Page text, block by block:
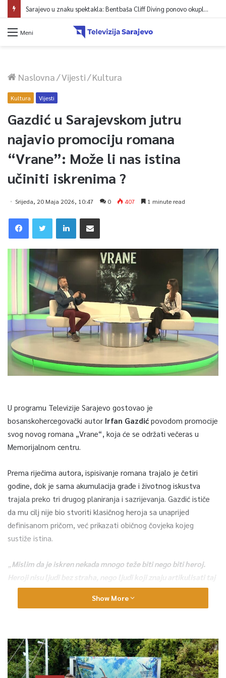
Meni
Naslovna/Vijesti/Kultura
Kultura Vijesti
Gazdić u Sarajevskom jutru
najavio promociju romana
“Vrane”: Može li nas istina
učiniti iskrenima ?
Srijeda, 20 Maja 2026, 10:47 0 407 1 minute read
U programu Televizije Sarajevo gostovao je
bosanskohercegovački autor Irfan Gazdić povodom promocije
svog novog romana „Vrane“, koja će se održati večeras u
Memorijalnom centru.
Prema riječima autora, ispisivanje romana trajalo je četiri
godine, dok je sama akumulacija građe i životnog iskustva
trajala preko tri drugog planiranja i sazrijevanja. Gazdić ističe
da mu cilj nije bio stvoriti klasičnog heroja sa unaprijed
definisanom pričom, već prikazati običnog čovjeka kojeg
sustiže istina.
Mislim da je iskren nekada mnogo teže biti nego biti heroj.
Heroji nisu ljudi bez straha, nego ljudi koji znaju artikulisati taj
strah i od njega napraviti nešto kreativno, za razliku od
, poručio je Gazdić tokom gostovanja u
Roman „Vrane“ progovara o zlu i tragediji kao kategorijama
koje se kroz historiju ponavljaju ukoliko izostane adekvatna
kultura sjećanja. Autor upozorava da bez sjećanja nastupa
Show More